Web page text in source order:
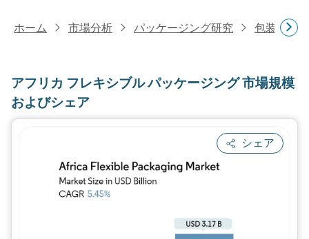
ホーム 市場分析 パッケージング研究 包装形態
アフリカ フレキシブル パッケージング 市場規模
およびシェア
シェア